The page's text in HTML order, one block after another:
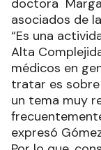
asociados de
“Es una
Alta
médicos en
tratar es
un tema muy
expresó